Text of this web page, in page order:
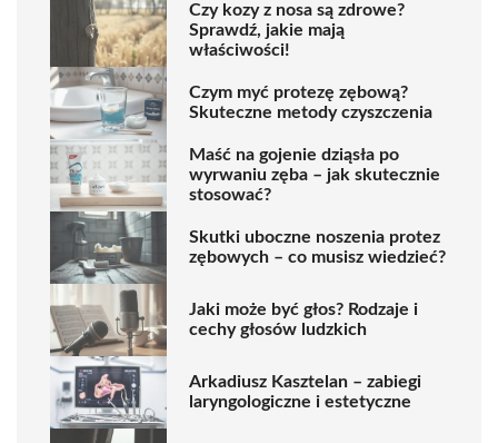
Czy kozy z nosa są zdrowe?
Sprawdź, jakie mają
właściwości!
Czym myć protezę zębową?
Skuteczne metody czyszczenia
Maść na gojenie dziąsła po
wyrwaniu zęba – jak skutecznie
stosować?
Skutki uboczne noszenia protez
zębowych – co musisz wiedzieć?
Jaki może być głos? Rodzaje i
cechy głosów ludzkich
Arkadiusz Kasztelan – zabiegi
laryngologiczne i estetyczne